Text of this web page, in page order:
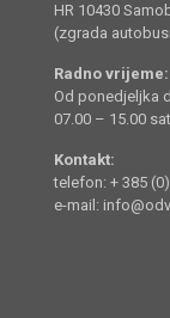
HR 10430
(zgrada
Radno vrijeme:
Od ponedjeljka
07.00 – 15.00
Kontakt:
telefon: + 385
e-mail: